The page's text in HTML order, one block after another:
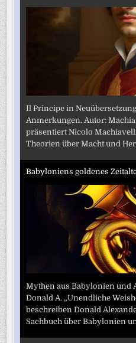
Il Principe in
Anmerkungen. Autor:
präsentiert Nicolo
Theorien über Macht und
Babyloniens goldenes
Mythen aus Babylonien und
Donald A. „Unendliche
beschreiben Donald
Sachbuch über Babylonien